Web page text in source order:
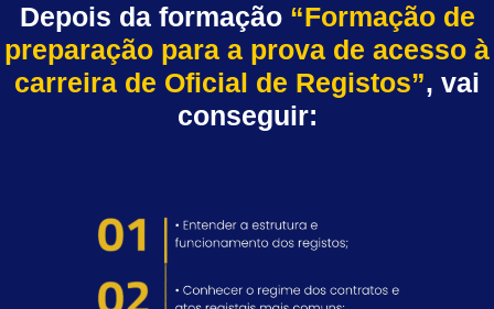
Depois da formação “Formação de
preparação para a prova de acesso à
carreira de Oficial de Registos”, vai
conseguir: